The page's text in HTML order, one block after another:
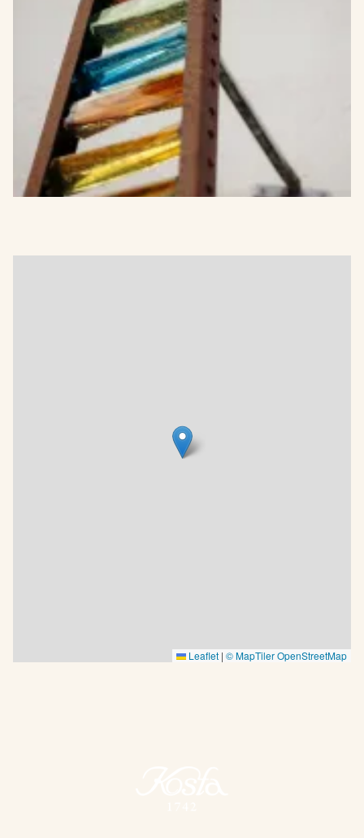
Leaflet | © MapTilerOpenStreetMap